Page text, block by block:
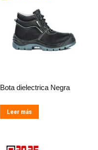
Bota dielectrica Negra
Leer más